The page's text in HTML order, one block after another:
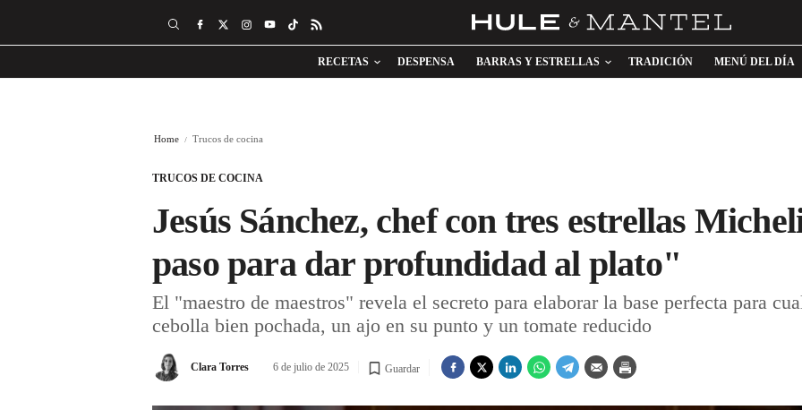
RECETAS DESPENSA BARRAS Y ESTRELLAS TRADICIÓN MENÚ DEL DÍA
Home Trucos de cocina
TRUCOS DE COCINA
Jesús Sánchez, chef con tres estrellas
paso para dar profundidad al plato"
El "maestro de maestros" revela el secreto para elaborar la base perfecta para
cebolla bien pochada, un ajo en su punto y un tomate reducido
Clara Torres 6 de julio de 2025 Guardar